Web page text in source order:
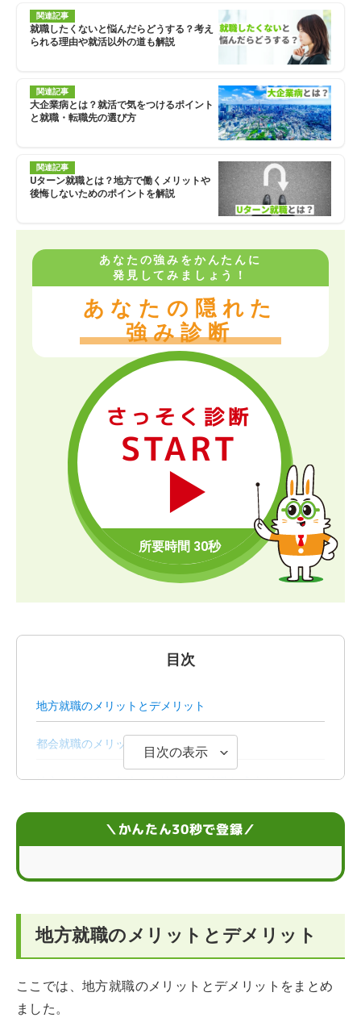
関連記事
就職したくないと悩んだらどうする？考え
られる理由や就活以外の道も解説
関連記事
大企業病とは？就活で気をつけるポイント
と就職・転職先の選び方
関連記事
Uターン就職とは？地方で働くメリットや
後悔しないためのポイントを解説
あなたの強みをかんたんに
発見してみましょう！
あなたの隠れた
強み診断
さっそく診断
START
目次
地方就職のメリットとデメリット
都会就職のメリットとデメリット
地方から都会・都会から地方への就職を成功させるコツ
目次の表示
＼かんたん30秒で登録／
地方就職のメリットとデメリット
ここでは、地方就職のメリットとデメリットをまとめ
ました。